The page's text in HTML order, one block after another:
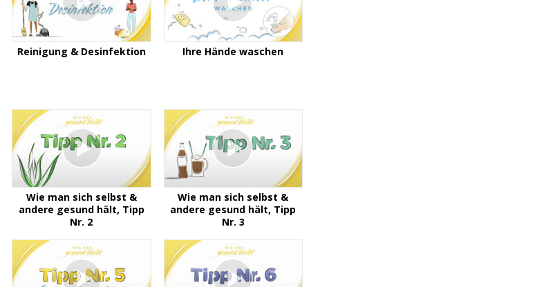
Reinigung & Desinfektion Ihre Hände waschen
Wie man sich selbst &
andere gesund hält, Tipp
Nr. 2
Wie man sich selbst &
andere gesund hält, Tipp
Nr. 3